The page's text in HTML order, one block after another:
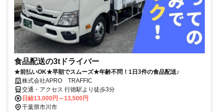
食品配送の3tドライバー
★前払いOK★早朝でスムーズ★年齢不問！1日3件の食品配送♪
株式会社APRO TRAFFIC
交通・アクセス 行徳駅より徒歩3分
日給13,000円～13,500円
千葉県市川市